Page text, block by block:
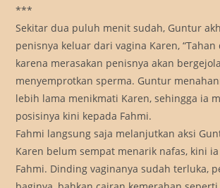
***
Sekitar dua puluh menit sudah, Guntur
penisnya keluar dari vagina Karen, “Tahan
karena merasakan penisnya akan
menyemprotkan sperma. Guntur
lebih lama menikmati Karen, sehingga ia
posisinya kini kepada Fahmi.
Fahmi langsung saja melanjutkan aksi
Karen belum sempat menarik nafas, kini
Fahmi. Dinding vaginanya sudah terluka,